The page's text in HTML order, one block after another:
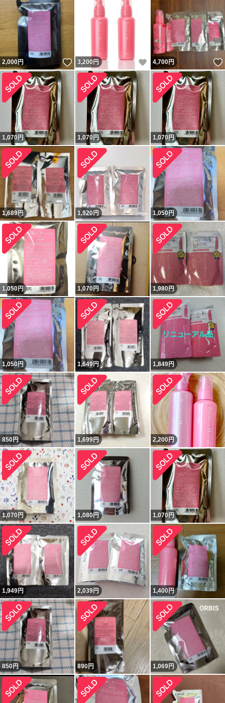
2,000円 いいね！
3,200円 いいね！
4,700円
1,070円 1,070円 1,070円
1,689円 1,920円 1,050円
1,050円 1,070円 1,980円
1,050円 1,649円 1,849円
850円 1,699円 2,200円
1,070円 1,080円 1,070円
1,949円 2,039円 1,400円
850円 890円 1,069円